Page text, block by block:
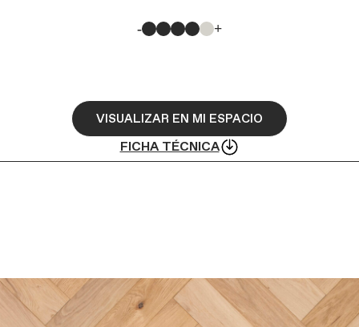
- +
VISUALIZAR EN MI ESPACIO
FICHA TÉCNICA